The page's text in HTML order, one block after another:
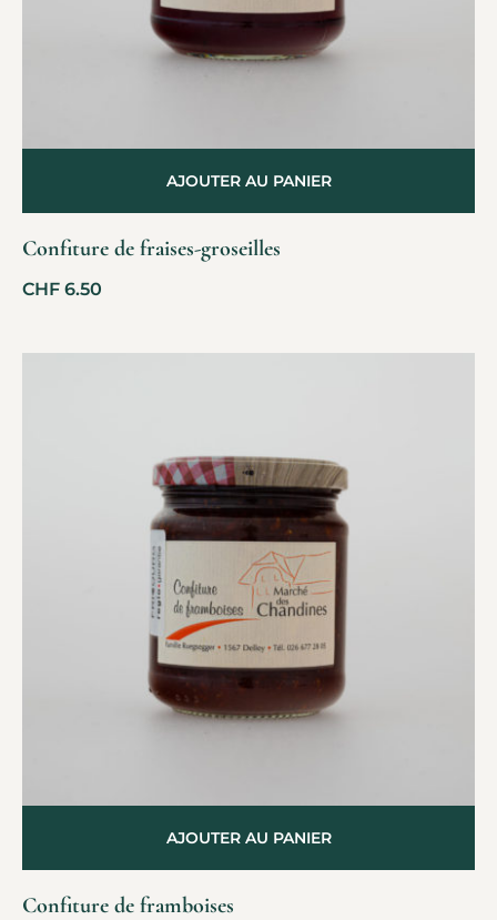
Confiture de fraises-groseilles
CHF 6.50
AJOUTER AU PANIER
Confiture de framboises
AJOUTER AU PANIER